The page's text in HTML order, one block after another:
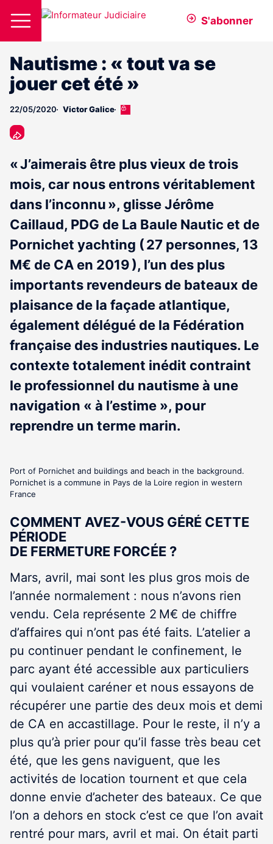
S'abonner
Nautisme : « tout va se
jouer cet été »
22/05/2020 Victor Galice
Cet
abonnés
« J’aimerais être plus vieux de trois
mois, car nous entrons véritablement
dans l’inconnu », glisse Jérôme
Caillaud, PDG de La Baule Nautic et de
Pornichet yachting ( 27 personnes, 13
M€ de CA en 2019 ), l’un des plus
importants revendeurs de bateaux de
plaisance de la façade atlantique,
également délégué de la Fédération
française des industries nautiques. Le
contexte totalement inédit contraint
le professionnel du nautisme à une
navigation « à l’estime », pour
reprendre un terme marin.
Port of Pornichet and buildings and beach in the background.
Pornichet is a commune in Pays de la Loire region in western
France
COMMENT AVEZ-VOUS GÉRÉ CETTE
PÉRIODE
DE FERMETURE FORCÉE ?
Mars, avril, mai sont les plus gros mois de
l’année normalement : nous n’avons rien
vendu. Cela représente 2 M€ de chiffre
d’affaires qui n’ont pas été faits. L’atelier a
pu continuer pendant le confinement, le
parc ayant été accessible aux particuliers
qui voulaient caréner et nous essayons de
récupérer une partie des deux mois et demi
de CA en accastillage. Pour le reste, il n’y a
plus qu’à prier pour qu’il fasse très beau cet
été, que les gens naviguent, que les
activités de location tournent et que cela
donne envie d’acheter des bateaux. Ce que
l’on a dehors en stock c’est ce que l’on avait
rentré pour mars, avril et mai. On était parti